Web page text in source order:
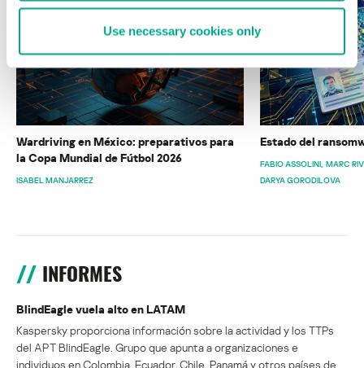
Use necessary cookies only
Wardriving en México: preparativos para
la Copa Mundial de Fútbol 2026
ISABEL MANJARREZ
Estado del
FABIO ASSOLINI MARC
DARYA GORODILOVA
INFORMES
BlindEagle vuela alto en LATAM
Kaspersky proporciona información sobre la actividad y los TTPs
del APT BlindEagle. Grupo que apunta a organizaciones e
individuos en Colombia, Ecuador, Chile, Panamá y otros países de